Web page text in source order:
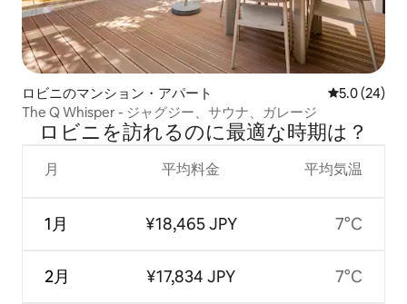
ロビニのマンション・アパート レビュー24
5.0 (24)
The Q Whisper - ジャグジー、サウナ、ガレージ
ロビニを訪⁠れ⁠るの⁠に最⁠適⁠な時⁠期⁠は⁠？
月
1月
2月
平均料金
¥18,465 JPY
¥17,834 JPY
平均気温
7°C
7°C